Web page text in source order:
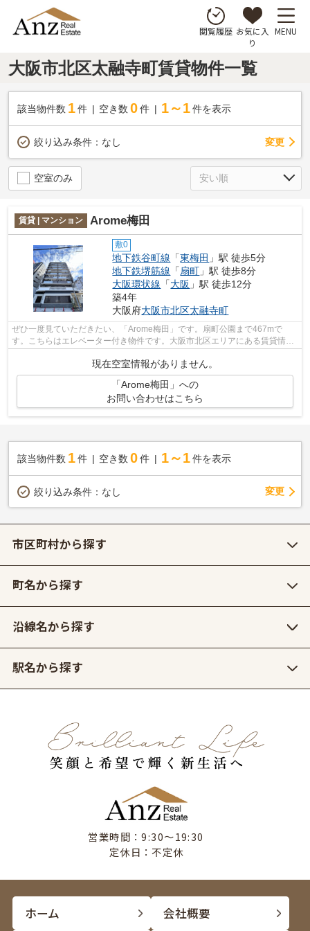
閲覧履歴 お気に入
り
MENU
大阪市北区太融寺町賃貸物件一覧
該当物件数 1件 空き数 0 件 1～1 件を表示
絞り込み条件： なし 変更
空室のみ
賃貸 | マンション Arome梅田
敷0
地下鉄谷町線 「東梅田 」駅 徒歩5分
地下鉄堺筋線 「扇町 」駅 徒歩8分
大阪環状線 「大阪 」駅 徒歩12分
築4年
大阪府大阪市北区太融寺町
ぜひ一度見ていただきたい、「Arome梅田」です。扇町公園まで467mで
す。こちらはエレベーター付き物件です。大阪市北区エリアにある賃貸情報
現在空室情報がありません。
「Arome梅田」への
お問い合わせはこちら
該当物件数 1件 空き数 0 件 1～1 件を表示
絞り込み条件： なし 変更
市区町村から探す
町名から探す
沿線名から探す
駅名から探す
営業時間：9:30〜19:30
定休日：不定休
ホーム 会社概要